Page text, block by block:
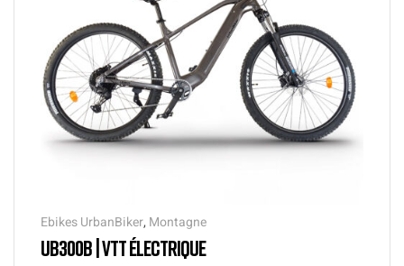
Ebikes UrbanBiker, Montagne
UB300B | VTT ÉLECTRIQUE